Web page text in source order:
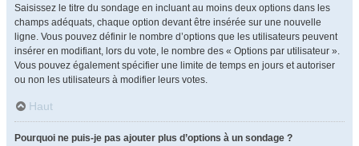
Saisissez le titre du sondage en incluant au moins deux options dans les
champs adéquats, chaque option devant être insérée sur une nouvelle
ligne. Vous pouvez définir le nombre d’options que les utilisateurs peuvent
insérer en modifiant, lors du vote, le nombre des « Options par utilisateur ».
Vous pouvez également spécifier une limite de temps en jours et autoriser
ou non les utilisateurs à modifier leurs votes.
Haut
Pourquoi ne puis-je pas ajouter plus d’options à un sondage ?